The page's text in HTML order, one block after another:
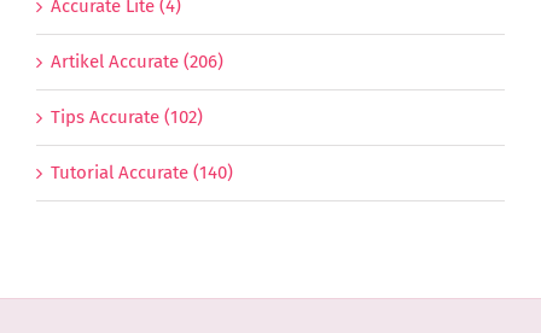
Accurate Lite (4)
Artikel Accurate (206)
Tips Accurate (102)
Tutorial Accurate (140)